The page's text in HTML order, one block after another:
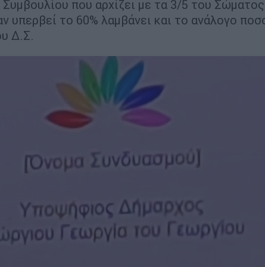
που αρχίζει με τα 3/5 του
υπερβεί το 60% λαμβάνει και το ανάλογο
Δ.Σ.